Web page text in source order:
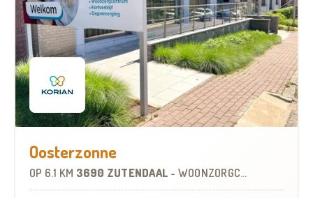
Oosterzonne
OP 6.1 KM 3690 ZUTENDAAL - WOONZORGCENTRUM (WZC)